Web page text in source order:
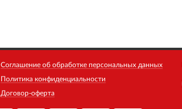
Соглашение об обработке персональных данных
Политика конфиденциальности
Договор-оферта